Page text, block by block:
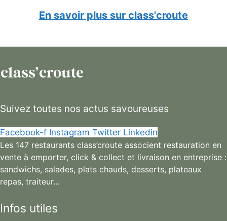
En savoir plus sur class'croute
Suivez toutes nos actus savoureuses
Facebook-f Instagram Twitter Linkedin
Les 147 restaurants class’croute associent restauration en
vente à emporter, click & collect et livraison en entreprise :
sandwichs, salades, plats chauds, desserts, plateaux
repas, traiteur…
Infos utiles